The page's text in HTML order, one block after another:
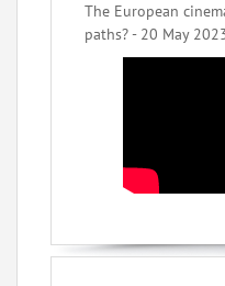
The European
paths? - 20 May